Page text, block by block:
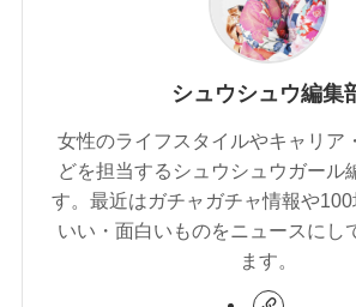
シュウシュウ編集
女性のライフスタイルやキャリア
どを担当するシュウシュウガール
す。最近はガチャガチャ情報や
いい・面白いものをニュースにし
ます。